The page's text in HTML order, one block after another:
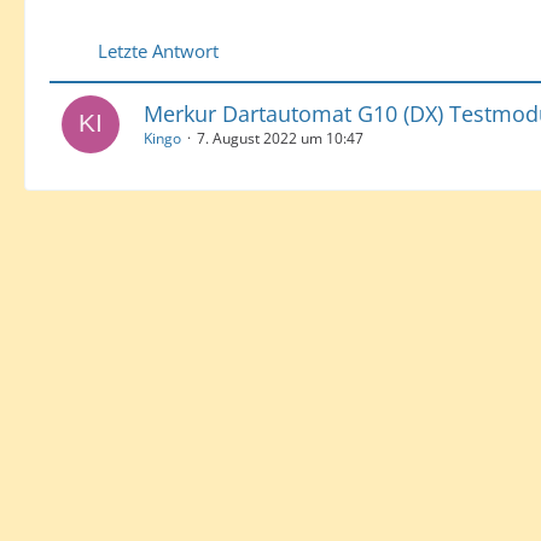
Letzte Antwort
Merkur Dartautomat G10 (DX)
Kingo 7. August 2022 um 10:47